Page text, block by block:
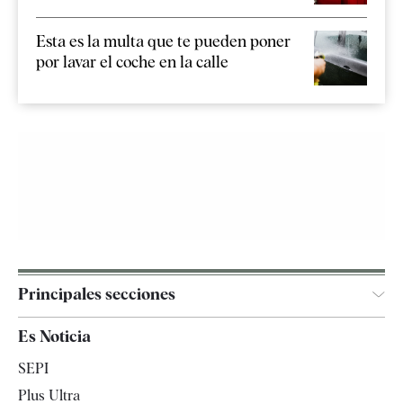
Esta es la multa que te pueden poner
por lavar el coche en la calle
Principales secciones
España
Es Noticia
SEPI
Plus Ultra